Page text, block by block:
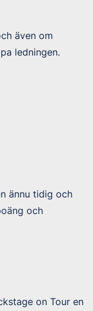
även om
ledningen.
ännu tidig och
och
on Tour en